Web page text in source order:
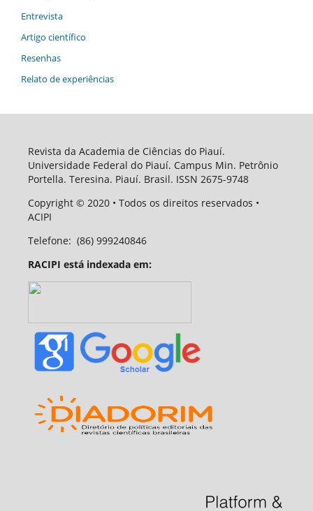
Entrevista
Artigo científico
Resenhas
Relato de experiências
Revista da Academia de Ciências do Piauí.
Universidade Federal do Piauí. Campus Min. Petrônio
Portella. Teresina. Piauí. Brasil. ISSN 2675-9748
Copyright © 2020 • Todos os direitos reservados •
ACIPI
Telefone: (86) 999240846
RACIPI está indexada em: